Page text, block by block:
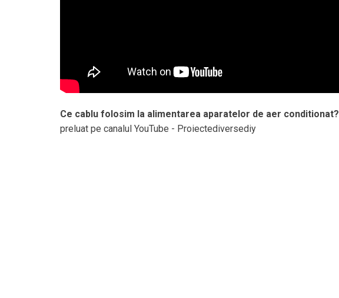
Ce cablu folosim la alimentarea aparatelor de aer conditionat?
preluat pe canalul YouTube - Proiectediversediy